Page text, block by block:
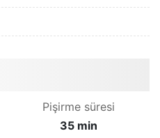
Pişirme süresi
35 min